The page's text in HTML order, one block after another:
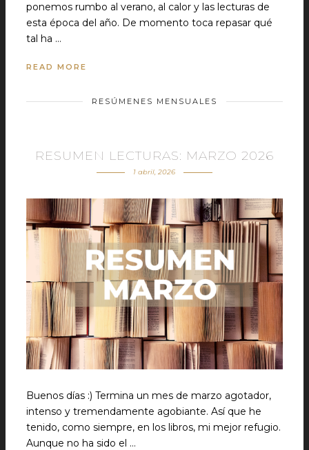
ponemos rumbo al verano, al calor y las lecturas de
esta época del año. De momento toca repasar qué
tal ha …
READ MORE
RESÚMENES MENSUALES
RESUMEN LECTURAS: MARZO 2026
1 abril, 2026
Buenos días :) Termina un mes de marzo agotador,
intenso y tremendamente agobiante. Así que he
tenido, como siempre, en los libros, mi mejor refugio.
Aunque no ha sido el …